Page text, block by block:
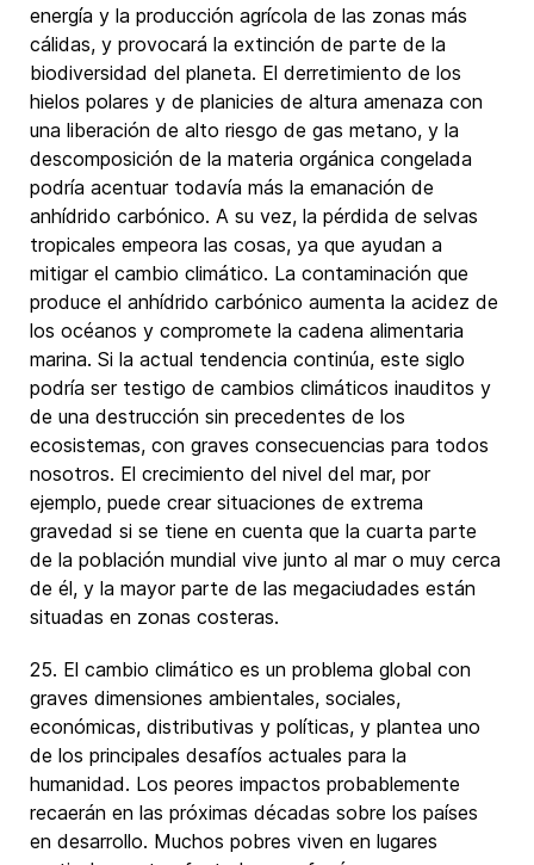
energía y la producción agrícola de las zonas más
cálidas, y provocará la extinción de parte de la
biodiversidad del planeta. El derretimiento de los
hielos polares y de planicies de altura amenaza con
una liberación de alto riesgo de gas metano, y la
descomposición de la materia orgánica congelada
podría acentuar todavía más la emanación de
anhídrido carbónico. A su vez, la pérdida de selvas
tropicales empeora las cosas, ya que ayudan a
mitigar el cambio climático. La contaminación que
produce el anhídrido carbónico aumenta la acidez de
los océanos y compromete la cadena alimentaria
marina. Si la actual tendencia continúa, este siglo
podría ser testigo de cambios climáticos inauditos y
de una destrucción sin precedentes de los
ecosistemas, con graves consecuencias para todos
nosotros. El crecimiento del nivel del mar, por
ejemplo, puede crear situaciones de extrema
gravedad si se tiene en cuenta que la cuarta parte
de la población mundial vive junto al mar o muy cerca
de él, y la mayor parte de las megaciudades están
situadas en zonas costeras.
25. El cambio climático es un problema global con
graves dimensiones ambientales, sociales,
económicas, distributivas y políticas, y plantea uno
de los principales desafíos actuales para la
humanidad. Los peores impactos probablemente
recaerán en las próximas décadas sobre los países
en desarrollo. Muchos pobres viven en lugares